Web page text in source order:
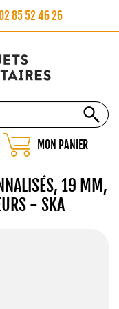
85 52 46 26
MON PANIER
19 MM,
- SKA